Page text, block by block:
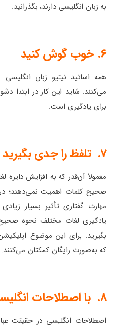
به زبان انگلیسی دارند، بگذرانید.
6. خوب گوش کنید
همه اساتید نیتیو زبان
می‌کنند. شاید این کار در ابتدا
برای یادگیری است.
7. تلفظ را جدی بگیرید
معمولاً آن‌قدر که به افزایش
صحیح کلمات اهمیت نمی‌دهند؛
مهارت گفتاری تأثیر بسیار
یادگیری لغات مختلف نحوه
بگیرید. برای این موضوع
که به‌صورت رایگان کمکتان می‌کنند.
8. با اصطلاحات انگلیسی آشنا شوید
اصطلاحات انگلیسی در حقیقت